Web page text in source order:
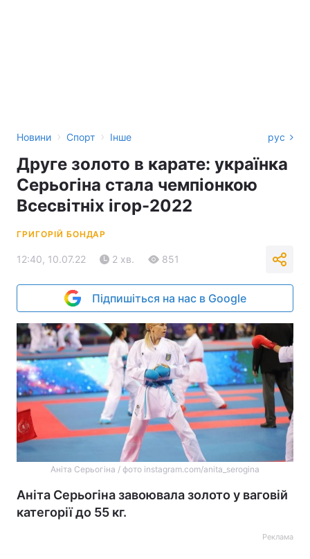
Новини › Спорт › Інше рус
Друге золото в карате: українка
Серьогіна стала чемпіонкою
Всесвітніх ігор-2022
ГРИГОРІЙ БОНДАР
12:40, 10.07.22 2 хв. 851
Підпишіться на нас в Google
Аніта Серьогіна / фото instagram.com/anita_serogina
Аніта Серьогіна завоювала золото у ваговій
категорії до 55 кг.
Реклама